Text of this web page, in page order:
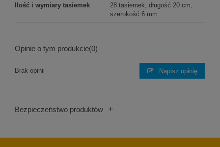
Ilość i wymiary tasiemek
28 tasiemek, długość 20 cm,
szerokość 6 mm
Opinie o tym produkcie(0)
Brak opinii Napisz opinię
Bezpieczeństwo produktów +